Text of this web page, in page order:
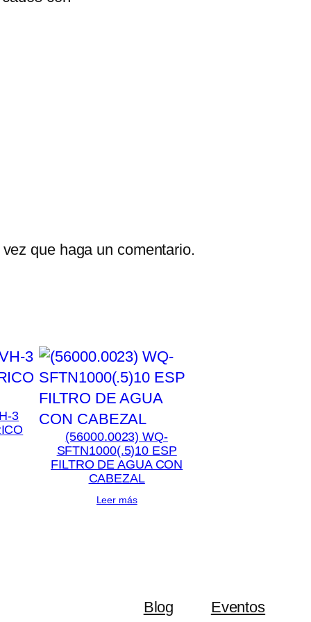
que haga un comentario.
3
(56000.0023) WQ-
SFTN1000(.5)10 ESP
FILTRO DE AGUA CON
CABEZAL
Leer más
Blog
Eventos